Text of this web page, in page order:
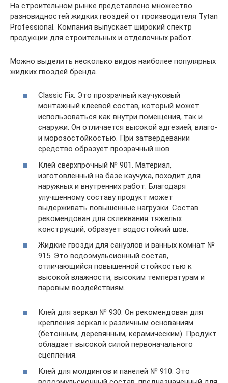
На строительном рынке представлено множество
разновидностей жидких гвоздей от производителя Tytan
Professional. Компания выпускает широкий спектр
продукции для строительных и отделочных работ.
Можно выделить несколько видов наиболее популярных
жидких гвоздей бренда.
Classic Fix. Это прозрачный каучуковый
монтажный клеевой состав, который может
использоваться как внутри помещения, так и
снаружи. Он отличается высокой адгезией, влаго-
и морозостойкостью. При затвердевании
средство образует прозрачный шов.
Клей сверхпрочный № 901. Материал,
изготовленный на базе каучука, походит для
наружных и внутренних работ. Благодаря
улучшенному составу продукт может
выдерживать повышенные нагрузки. Состав
рекомендован для склеивания тяжелых
конструкций, образует водостойкий шов.
Жидкие гвозди для санузлов и ванных комнат №
915. Это водоэмульсионный состав,
отличающийся повышенной стойкостью к
высокой влажности, высоким температурам и
паровым воздействиям.
Клей для зеркал № 930. Он рекомендован для
крепления зеркал к различным основаниям
(бетонным, деревянным, керамическим). Продукт
обладает высокой силой первоначального
сцепления.
Клей для молдингов и панелей № 910. Это